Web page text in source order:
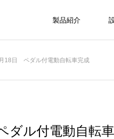
製品紹介
18日 ペダル付電動自転車完成
ダル付電動自転